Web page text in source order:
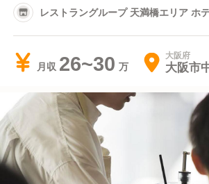
レストラングループ 天満橋エリア ホ
月収 26~30 大阪府
大阪市